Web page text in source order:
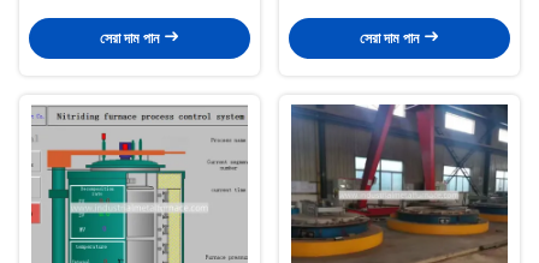
সেরা দাম পান
সেরা দাম পান